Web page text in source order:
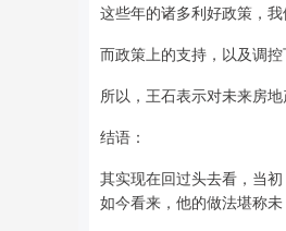
这些年的诸多利好政策，
而政策上的支持，以及调
所以，王石表示对未来房
结语：
其实现在回过头去看，当
如今看来，他的做法堪称未